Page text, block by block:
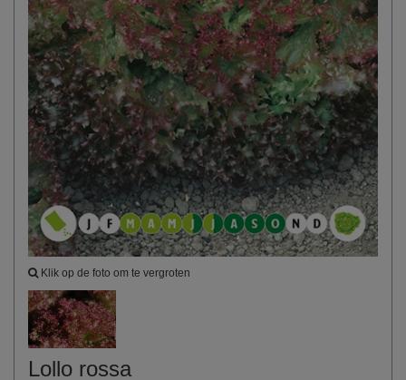
Klik op de foto om te vergroten
Lollo rossa